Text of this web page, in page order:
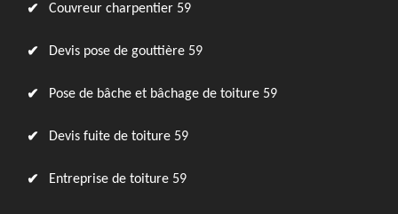
Couvreur charpentier 59
Devis pose de gouttière 59
Pose de bâche et bâchage de toiture 59
Devis fuite de toiture 59
Entreprise de toiture 59